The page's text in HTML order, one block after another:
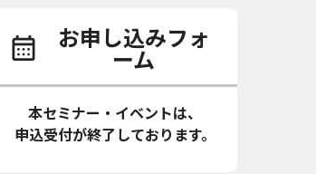
お申し込みフォ
ーム
本セミナー・イベントは、
申込受付が終了しております。